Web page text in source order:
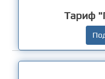
Тариф